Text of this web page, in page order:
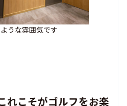
うな雰囲気です
れこそがゴルフをお楽